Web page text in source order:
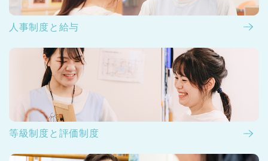
人事制度と給与
等級制度と評価制度